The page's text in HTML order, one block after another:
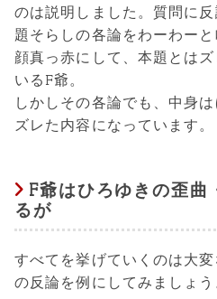
のは説明しました。質問に
題そらしの各論をわーわーと
顔真っ赤にして、本題とは
いるF爺。
しかしその各論でも、中身
ズレた内容になっています。
F爺はひろゆきの歪曲
るが
すべてを挙げていくのは大
の反論を例にしてみましょう